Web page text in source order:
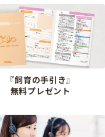
『飼育の手引き』
無料プレゼント